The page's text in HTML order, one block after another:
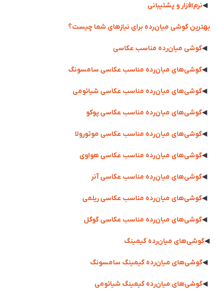
◀نرم‌افزار و پشتیبانی
بهترین گوشی میان‌رده برای نیازهای شما چیست؟
◀گوشی میان‌رده مناسب عکاسی
◀گوشی‌های میان‌رده مناسب عکاسی سامسونگ
◀گوشی‌های میان‌رده مناسب عکاسی شیائومی
◀گوشی‌های میان‌رده مناسب عکاسی پوکو
◀گوشی‌های میان‌رده مناسب عکاسی موتورولا
◀گوشی‌های میان‌رده مناسب عکاسی هواوی
◀گوشی‌های میان‌رده مناسب عکاسی آنر
◀گوشی‌های میان‌رده مناسب عکاسی ریلمی
◀گوشی‌های میان‌رده مناسب عکاسی گوگل
◀گوشی‌های میان‌رده گیمینگ
◀گوشی‌های میان‌رده گیمینگ سامسونگ
◀گوشی‌های میان‌رده گیمینگ شیائومی